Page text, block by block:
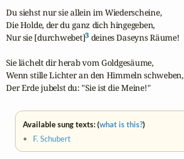
Du siehst nur sie allein im Wiederscheine,
Die Holde, der du ganz dich hingegeben,
Nur sie [durchwebet]3 deines Daseyns Räume!
Sie lächelt dir herab vom Goldgesäume,
Wenn stille Lichter an den Himmeln schweben,
Der Erde jubelst du: "Sie ist die Meine!"
Available sung texts: (what is this?)
• F. Schubert